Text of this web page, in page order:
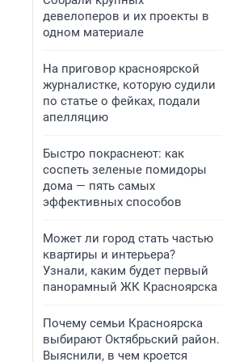
девелоперов и их проекты в
одном материале
На приговор красноярской
журналистке, которую судили
по статье о фейках, подали
апелляцию
Быстро покраснеют: как
соспеть зеленые помидоры
дома — пять самых
эффективных способов
Может ли город стать частью
квартиры и интерьера?
Узнали, каким будет первый
панорамный ЖК Красноярска
Почему семьи Красноярска
выбирают Октябрьский район.
Выяснили, в чем кроется